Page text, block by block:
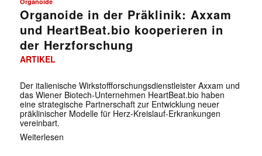
Organoide in der Präklinik: Axxam
und HeartBeat.bio kooperieren in
der Herzforschung
ARTIKEL
Der italienische Wirkstoffforschungsdienstleister Axxam und
das Wiener Biotech-Unternehmen HeartBeat.bio haben
eine strategische Partnerschaft zur Entwicklung neuer
präklinischer Modelle für Herz-Kreislauf-Erkrankungen
vereinbart.
Weiterlesen